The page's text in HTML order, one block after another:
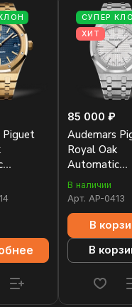
Piguet
СУПЕР
ХИТ
85 000 ₽
Audemars
Royal Oak
Automatic
В наличии
Арт. AP-0413
В
В